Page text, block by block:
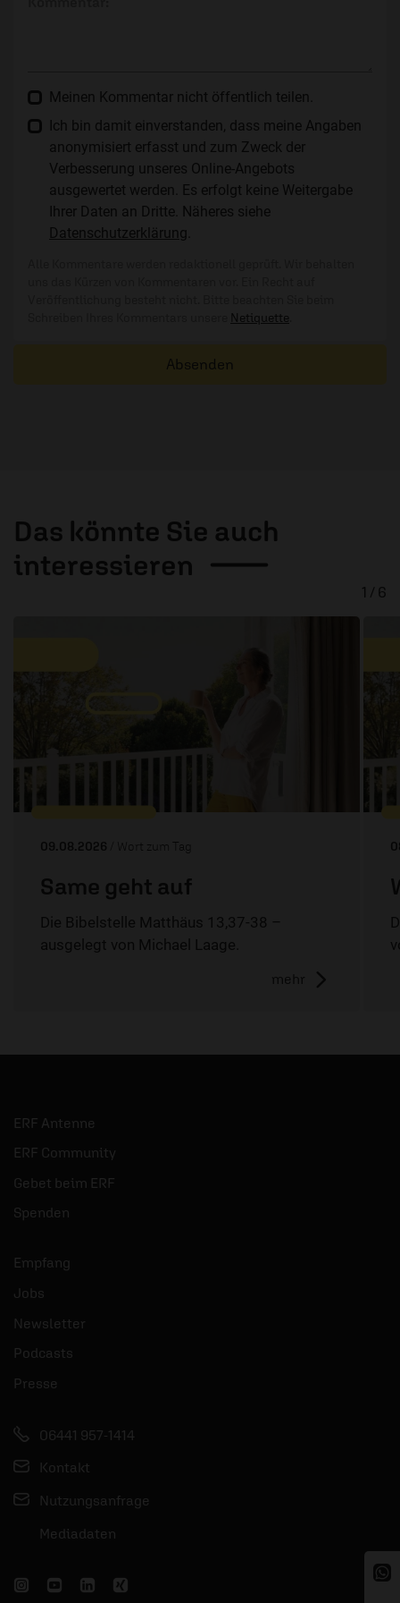
Meinen Kommentar nicht öffentlich teilen.
Ich bin damit einverstanden, dass meine Angaben
anonymisiert erfasst und zum Zweck der
Verbesserung unseres Online-Angebots
ausgewertet werden. Es erfolgt keine Weitergabe
Ihrer Daten an Dritte. Näheres siehe
Datenschutzerklärung
Netiquette
Absenden
Das könnte Sie auch
interessieren
09.08.2026 / Wort zum Tag
Same geht auf
Die Bibelstelle Matthäus 13,37-38 –
ausgelegt von Michael Laage.
mehr
1 / 6
ERF Antenne
ERF Community
Gebet beim ERF
Spenden
Empfang
Jobs
Newsletter
Podcasts
Presse
06441 957-1414
Kontakt
Nutzungsanfrage
Mediadaten